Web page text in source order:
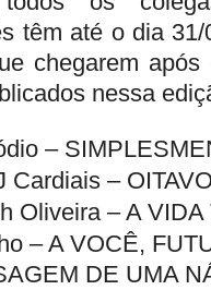
têm até o dia
chegarem
nessa
–
Cardiais –
Oliveira – A
– A VOCÊ,
DE UMA